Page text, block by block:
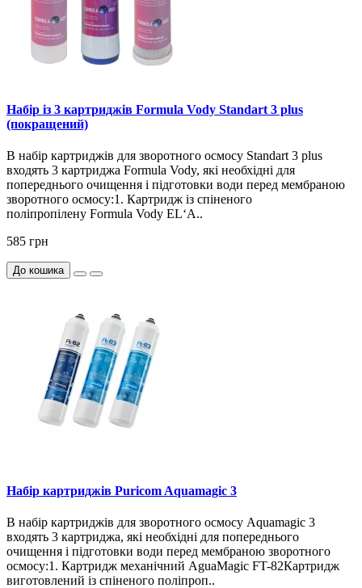
Набір із 3 картриджів Formula Vody Standart 3 plus
(покращений)
В набір картриджів для зворотного осмосу Standart 3 plus
входять 3 картриджа Formula Vody, які необхідні для
попереднього очищення і підготовки води перед мембраною
зворотного осмосу:1. Картридж із спіненого
поліпропілену Formula Vody EL‘A..
585 грн
До кошика
Набір картриджів Puricom Aquamagic 3
В набір картриджів для зворотного осмосу Aquamagic 3
входять 3 картриджа, які необхідні для попереднього
очищення і підготовки води перед мембраною зворотного
осмосу:1. Картридж механічний AguaMagic FT-82Картридж
виготовлений із спіненого поліпроп..